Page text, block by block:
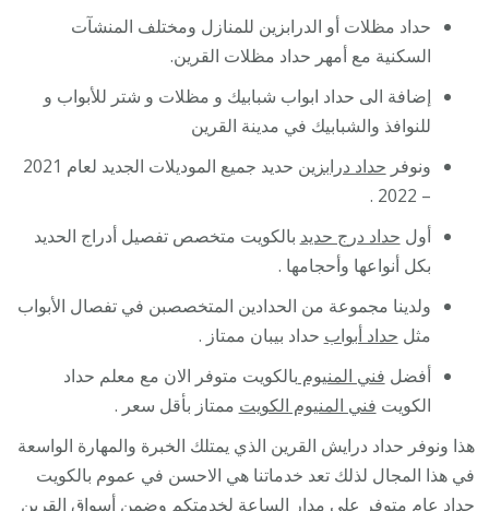
حداد مظلات أو الدرابزين للمنازل ومختلف المنشآت
السكنية مع أمهر حداد مظلات القرين.
إضافة الى حداد ابواب شبابيك و مظلات و شتر للأبواب و
للنوافذ والشبابيك في مدينة القرين
ونوفر حداد درابزين
حديد جميع الموديلات الجديد لعام 2021
– 2022 .
أول حداد درج حديد بالكويت متخصص تفصيل أدراج الحديد
بكل أنواعها وأحجامها .
ولدينا مجموعة من الحدادين المتخصصبن في تفصال الأبواب
مثل حداد أبواب حداد بيبان ممتاز .
أفضل فني المنيوم بالكويت متوفر الان مع معلم حداد
الكويت فني المنيوم الكويت ممتاز بأقل سعر .
هذا ونوفر حداد درايش القرين الذي يمتلك الخبرة والمهارة الواسعة
في هذا المجال لذلك تعد خدماتنا هي الاحسن في عموم بالكويت
حداد عام متوفر على مدار الساعة لخدمتكم وضمن أسواق القرين